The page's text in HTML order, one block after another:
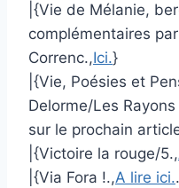
|{Vie de Mélanie,
complémentaires
Correnc.,Ici.}
|{Vie, Poésies et
Delorme/Les
sur le prochain
|{Victoire la rouge/5.,
|{Via Fora !.,A lire ici.